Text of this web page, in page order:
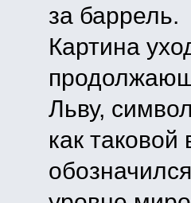
за баррель.
Картина
Льву,
как